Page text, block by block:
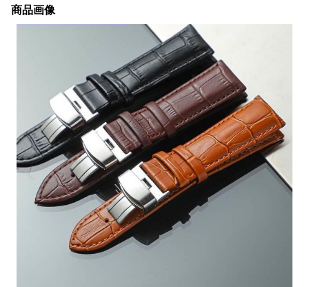
商品画像